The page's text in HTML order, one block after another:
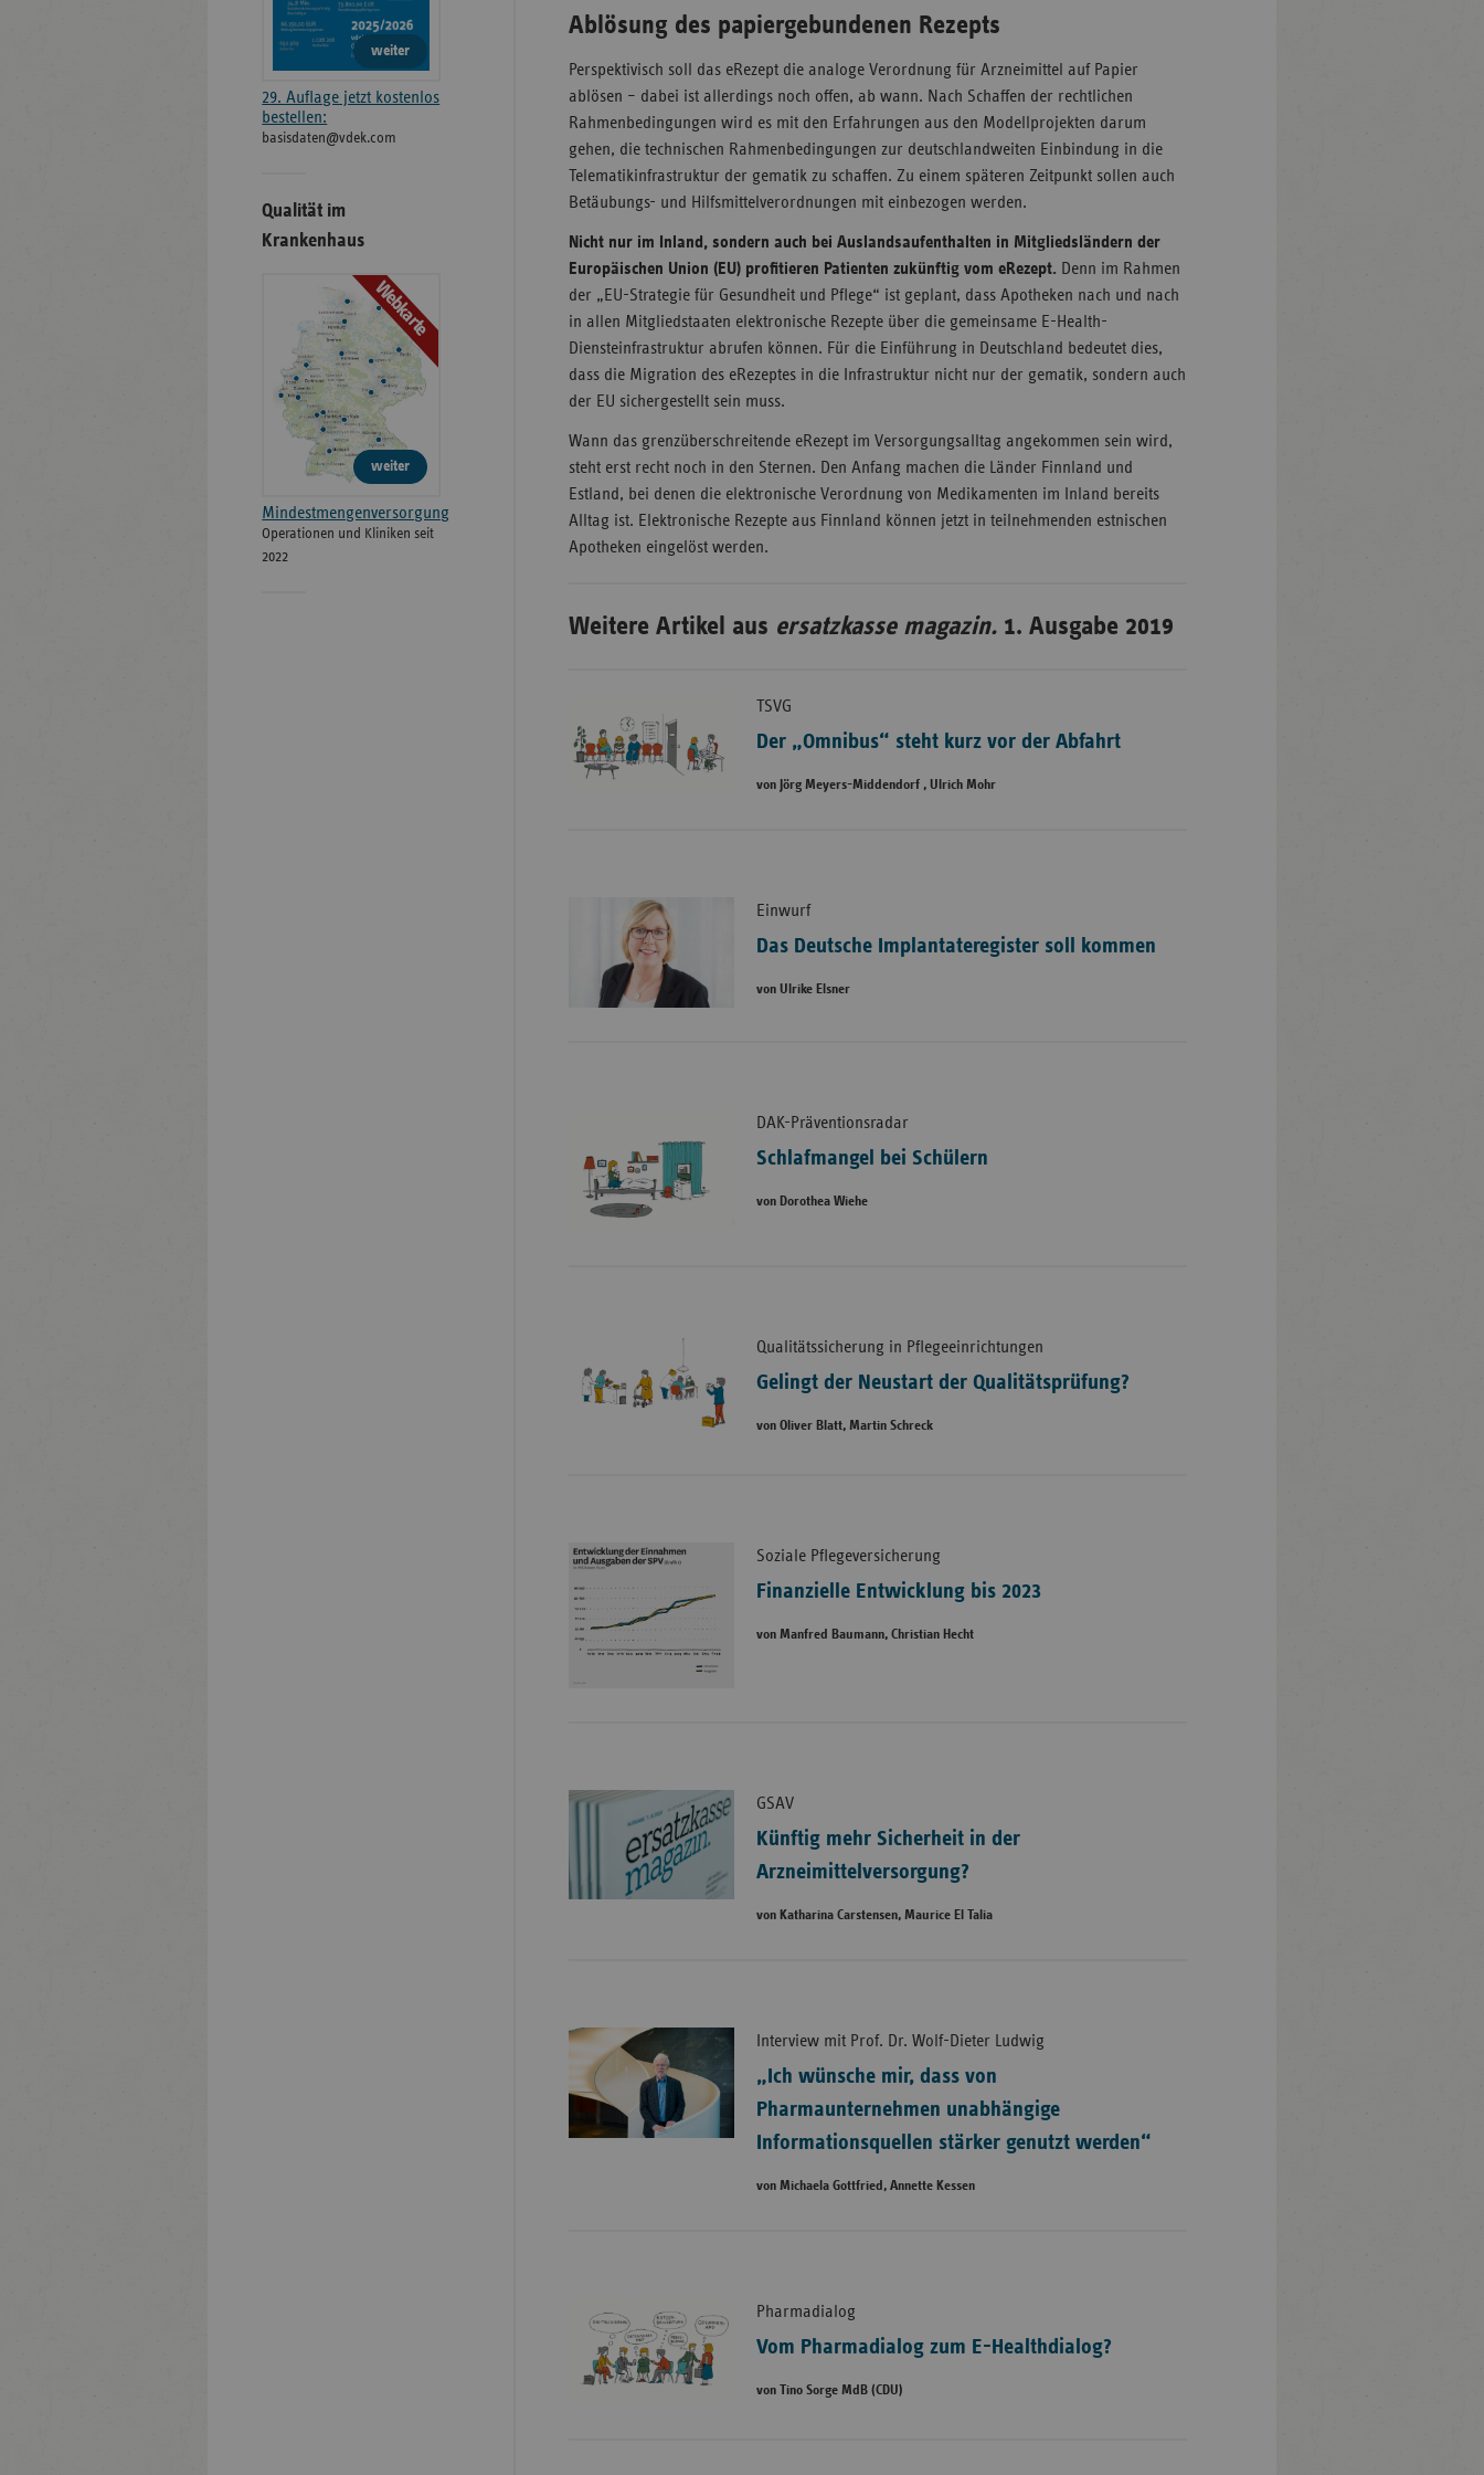
Ablösung des papiergebundenen Rezepts
Perspektivisch soll das eRezept die analoge Verordnung für Arzneimittel auf Papier
ablösen – dabei ist allerdings noch offen, ab wann. Nach Schaffen der rechtlichen
Rahmenbedingungen wird es mit den Erfahrungen aus den Modellprojekten darum
gehen, die technischen Rahmenbedingungen zur deutschlandweiten Einbindung in die
Telematikinfrastruktur der gematik zu schaffen. Zu einem späteren Zeitpunkt sollen auch
Betäubungs- und Hilfsmittelverordnungen mit einbezogen werden.
Nicht nur im Inland, sondern auch bei Auslandsaufenthalten in Mitgliedsländern der
Europäischen Union (EU) profitieren Patienten zukünftig vom eRezept. Denn im Rahmen
der „EU-Strategie für Gesundheit und Pflege“ ist geplant, dass Apotheken nach und nach
in allen Mitgliedstaaten elektronische Rezepte über die gemeinsame E-Health-
Diensteinfrastruktur abrufen können. Für die Einführung in Deutschland bedeutet dies,
dass die Migration des eRezeptes in die Infrastruktur nicht nur der gematik, sondern auch
der EU sichergestellt sein muss.
Wann das grenzüberschreitende eRezept im Versorgungsalltag angekommen sein wird,
steht erst recht noch in den Sternen. Den Anfang machen die Länder Finnland und
Estland, bei denen die elektronische Verordnung von Medikamenten im Inland bereits
Alltag ist. Elektronische Rezepte aus Finnland können jetzt in teilnehmenden estnischen
Apotheken eingelöst werden.
Weitere Artikel aus ersatzkasse magazin. 1. Ausgabe 2019
TSVG
Der „Omnibus“ steht kurz vor der Abfahrt
von Jörg Meyers-Middendorf , Ulrich Mohr
Einwurf
Das Deutsche Implantateregister soll kommen
von Ulrike Elsner
DAK-Präventionsradar
Schlafmangel bei Schülern
von Dorothea Wiehe
Qualitätssicherung in Pflegeeinrichtungen
Gelingt der Neustart der Qualitätsprüfung?
von Oliver Blatt, Martin Schreck
Soziale Pflegeversicherung
Finanzielle Entwicklung bis 2023
von Manfred Baumann, Christian Hecht
GSAV
Künftig mehr Sicherheit in der
Arzneimittelversorgung?
von Katharina Carstensen, Maurice El Talia
Interview mit Prof. Dr. Wolf-Dieter Ludwig
„Ich wünsche mir, dass von
Pharmaunternehmen unabhängige
Informationsquellen stärker genutzt werden“
von Michaela Gottfried, Annette Kessen
Pharmadialog
Vom Pharmadialog zum E-Healthdialog?
von Tino Sorge MdB (CDU)
weiter
29. Auflage jetzt kostenlos
bestellen:
basisdaten@vdek.com
Qualität im
Krankenhaus
Webkarte
weiter
Mindestmengenversorgung
Operationen und Kliniken seit
2022